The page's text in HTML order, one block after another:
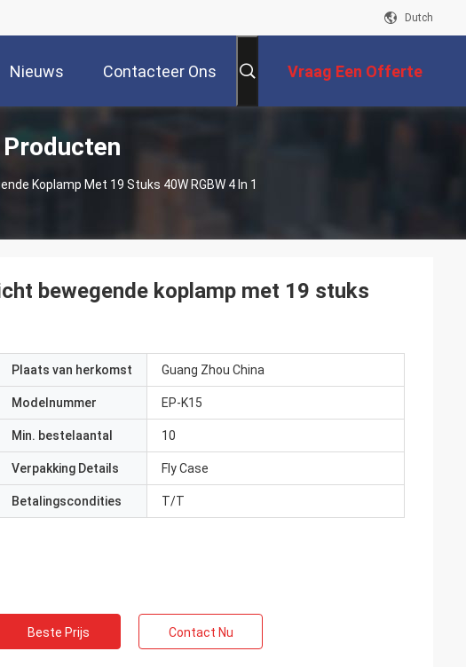
Dutch
Nieuws Contacteer Ons Vraag Een Offerte
Koplamp Met 19 Stuks 40W RGBW 4 In 1
bewegende koplamp met 19 stuks
Plaats van herkomst Guang Zhou China
Modelnummer EP-K15
Min. bestelaantal 10
Verpakking Details Fly Case
Betalingscondities T/T
Beste Prijs Contact Nu